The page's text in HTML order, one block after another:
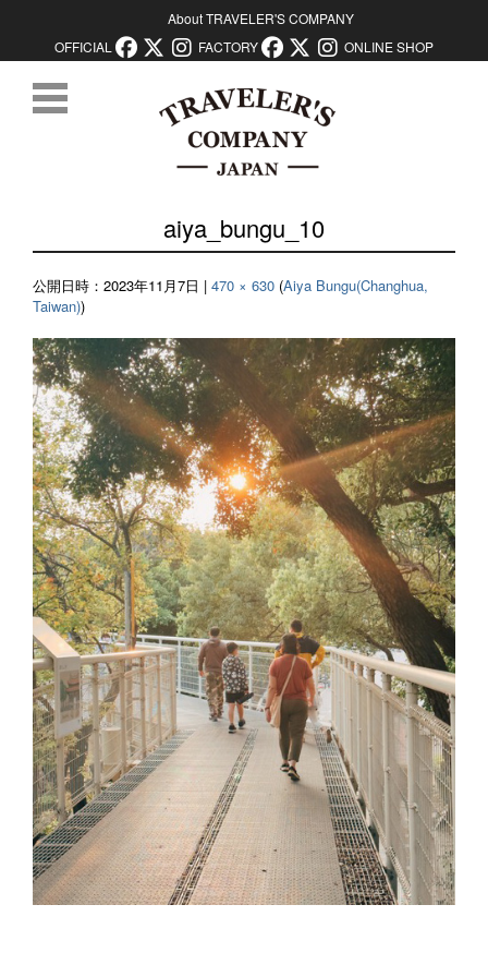
About TRAVELER'S COMPANY
OFFICIAL
FACTORY ONLINE SHOP
aiya_bungu_10
公開日時： 2023年11月7日 | 470 × 630 (Aiya Bungu(Changhua,
Taiwan))